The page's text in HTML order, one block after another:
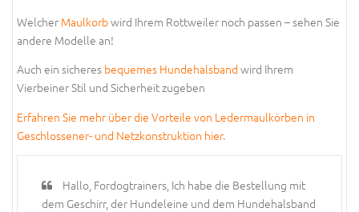
Welcher Maulkorbwird Ihrem Rottweiler noch passen – sehen Sie
andere Modelle an!
Auch ein sicheres bequemes Hundehalsband wird Ihrem
Vierbeiner Stil und Sicherheit zugeben
Erfahren Sie mehr über die Vorteile von Ledermaulkörben in
Geschlossener- und Netzkonstruktion hier.
Hallo, Fordogtrainers, Ich habe die Bestellung mit
dem Geschirr, der Hundeleine und dem Hundehalsband